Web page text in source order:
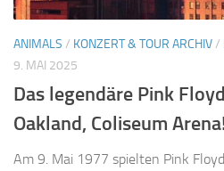
ANIMALS / KONZERT & TOUR ARCHIV/
9. MAI 2025
Das legendäre Pink
Oakland, Coliseum
Am 9. Mai 1977 spielten Pink